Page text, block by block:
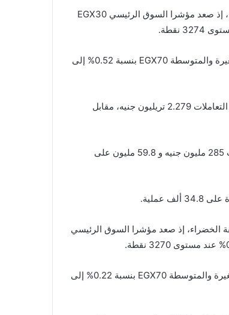
واصلت مؤشرات البورصة المصرية في الصعود في منتصف تعاملات الأربعاء، إذ صعد مؤشرا السوق الرئيسي EGX30
كما ارتفع مؤشرا EGX100 بنسبة 0.46% عند 11958 نقطة، والشركات الصغيرة والمتوسطة EGX70 بنسبة 0.52% إلى
وسجل رأس المال السوقي للأسهم المقيدة بالبورصة المصرية في منتصف التعاملات 2.279 تريليون جنيه، مقابل
وفي حين توجه المستثمرون المصريين والأجانب نحو البيع بصافي قيمة بلغت 285 مليون جنيه و 59.8 مليون على
الخضراء، إذ صعد مؤشرا السوق الرئيسي
كما ارتفع مؤشرا EGX100 بنسبة 0.24% عند 11932 نقطة، والشركات الصغيرة والمتوسطة EGX70 بنسبة 0.22% إلى